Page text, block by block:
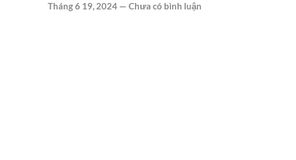
Tháng 6 19, 2024— Chưa có bình luận